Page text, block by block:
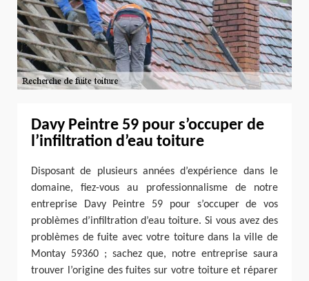
Davy Peintre 59 pour s’occuper de
l’infiltration d’eau toiture
Disposant de plusieurs années d’expérience dans le
domaine, fiez-vous au professionnalisme de notre
entreprise Davy Peintre 59 pour s’occuper de vos
problèmes d’infiltration d’eau toiture. Si vous avez des
problèmes de fuite avec votre toiture dans la ville de
Montay 59360 ; sachez que, notre entreprise saura
trouver l’origine des fuites sur votre toiture et réparer